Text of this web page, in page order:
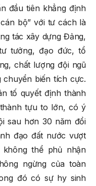
đầu tiên khẳng định
bộ” với tư cách là
tác xây dựng Đảng,
tưởng, đạo đức, tổ
chất lượng đội ngũ
biến tích cực.
tố quyết định thành
tựu to lớn, có ý
sau hơn 30 năm đổi
đạo đất nước vượt
thể phủ nhận
ngừng của toàn
đó có sự hy sinh